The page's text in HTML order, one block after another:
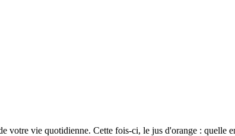
votre vie quotidienne. Cette fois-ci, le jus d'orange : quelle